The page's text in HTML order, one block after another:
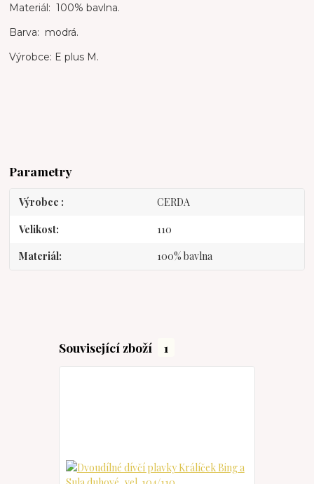
Materiál: 100% bavlna.
Barva: modrá.
Výrobce: E plus M.
Parametry
Výrobce CERDA
Velikost 110
Materiál 100% bavlna
Související zboží 1